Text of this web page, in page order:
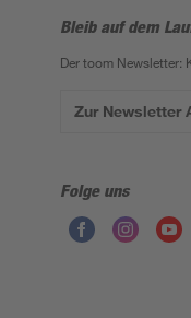
Bleib auf dem
Der toom Newsletter:
Zur Newsletter
Folge uns